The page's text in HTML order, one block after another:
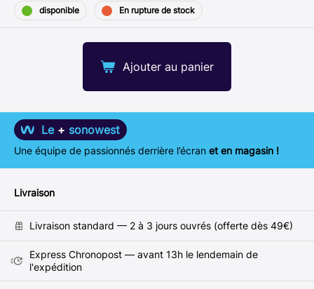
Ajouter au panier
disponible
En rupture de stock
Le + sonowest
Une équipe de passionnés derrière l’écran et en magasin !
Livraison
Livraison standard — 2 à 3 jours ouvrés (offerte dès 49€)
Express Chronopost — avant 13h le lendemain de
l'expédition